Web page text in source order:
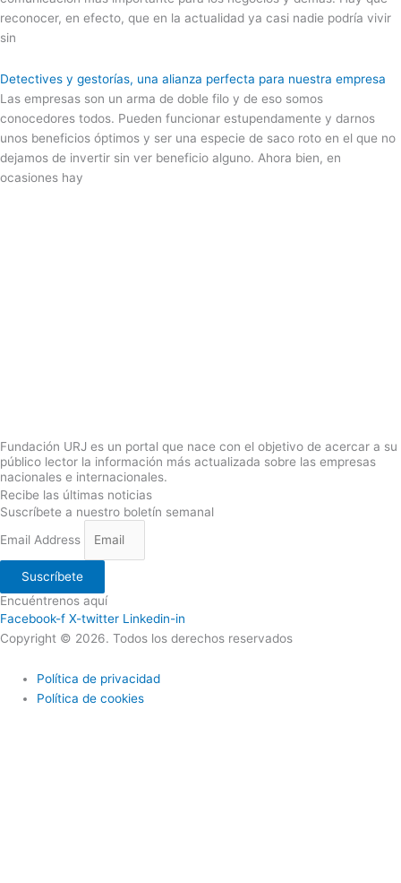
reconocer, en efecto, que en la actualidad ya casi nadie podría vivir
sin
Detectives y gestorías, una alianza perfecta para nuestra empresa
Las empresas son un arma de doble filo y de eso somos
conocedores todos. Pueden funcionar estupendamente y darnos
unos beneficios óptimos y ser una especie de saco roto en el que no
dejamos de invertir sin ver beneficio alguno. Ahora bien, en
ocasiones hay
Fundación URJ es un portal que nace con el objetivo de acercar a su
público lector la información más actualizada sobre las empresas
nacionales e internacionales.
Recibe las últimas noticias
Suscríbete a nuestro boletín semanal
Email Address
Suscríbete
Encuéntrenos aquí
Facebook-f X-twitter Linkedin-in
Copyright © 2026. Todos los derechos reservados
Política de privacidad
Política de cookies